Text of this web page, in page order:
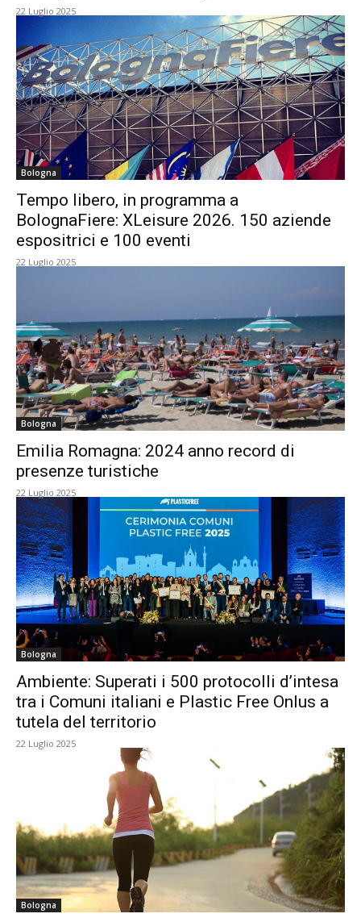
22 Luglio 2025
Bologna
Tempo libero, in programma a
BolognaFiere: XLeisure 2026. 150 aziende
espositrici e 100 eventi
22 Luglio 2025
Bologna
Emilia Romagna: 2024 anno record di
presenze turistiche
22 Luglio 2025
Bologna
Ambiente: Superati i 500 protocolli d’intesa
tra i Comuni italiani e Plastic Free Onlus a
tutela del territorio
22 Luglio 2025
Bologna